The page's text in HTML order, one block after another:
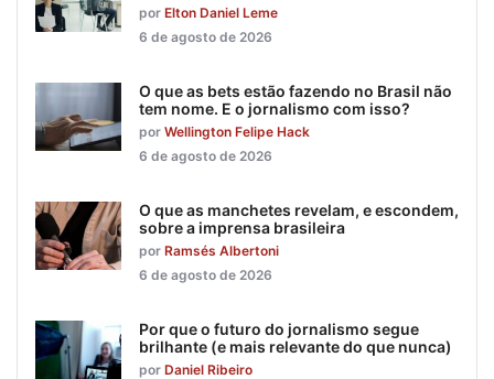
por Elton Daniel Leme
6 de agosto de 2026
O que as bets estão fazendo no Brasil não
tem nome. E o jornalismo com isso?
por Wellington Felipe Hack
6 de agosto de 2026
O que as manchetes revelam, e escondem,
sobre a imprensa brasileira
por Ramsés Albertoni
6 de agosto de 2026
Por que o futuro do jornalismo segue
brilhante (e mais relevante do que nunca)
por Daniel Ribeiro